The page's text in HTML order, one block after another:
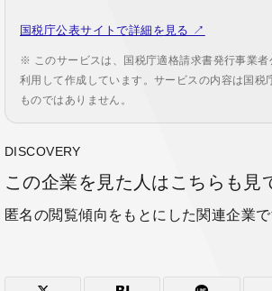
国税庁公表サイトで詳細を見る ↗
※ このサービスは、国税庁適格請求書発行事業者
利用して作成しています。サービスの内容は国税
ものではありません。
DISCOVERY
この企業を見た人はこちらも見
匿名の閲覧傾向をもとにした関連企業で